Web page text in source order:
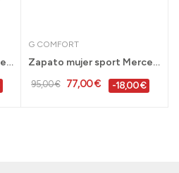
Zapato mercedes ancho especial mujer Doctor...
G COMFORT
Zapato mujer sport Mercedes ancho especial...
95,00 € 77,00 € -18,00 €